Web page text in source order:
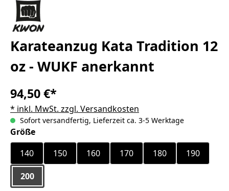
Karateanzug Kata Tradition 12
oz - WUKF anerkannt
94,50 €*
* inkl. MwSt. zzgl. Versandkosten
Sofort versandfertig, Lieferzeit ca. 3-5 Werktage
Größeauswählen
140
150 160 170 180 190
200